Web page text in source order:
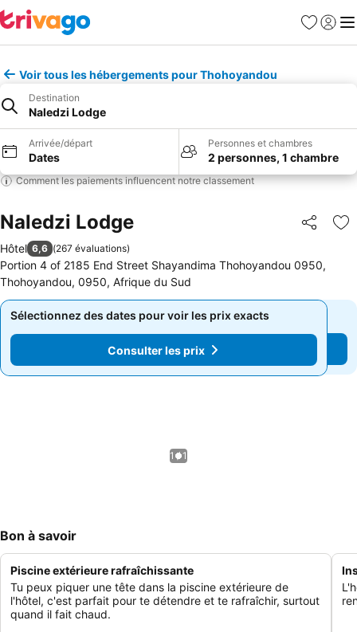
Favoris
Se
Voir tous les hébergements pour Thohoyandou
Destination
Naledzi Lodge
Arrivée/départ
Dates
Personnes et chambres
2 personnes, 1 chambre
Comment les paiements influencent notre classement
Naledzi Lodge Partager
Hôtel 6,6 (267 évaluations)
Portion 4 of 2185 End Street Shayandima Thohoyandou 0950,
Thohoyandou, 0950, Afrique du Sud
Sélectionnez des dates pour voir les prix exacts
Consulter les prix
Sélectionnez des dates pour voir les prix exacts
Consulter les prix
1 / 1
Bon à savoir
Piscine extérieure rafraîchissante
Tu peux piquer une tête dans la piscine extérieure de
l'hôtel, c'est parfait pour te détendre et te rafraîchir, surtout
quand il fait chaud.